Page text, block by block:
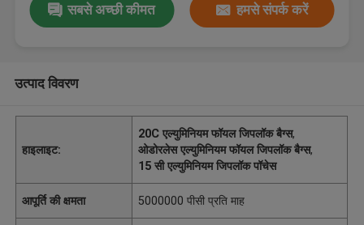
सबसे अच्छी कीमत हमसे संपर्क करें
उत्पाद विवरण
हाइलाइट:
20C एल्युमिनियम फॉयल जिपलॉक बैग्स,
ओडोरलेस एल्युमिनियम फॉयल जिपलॉक बैग्स,
15 सी एल्युमिनियम जिपलॉक पॉचेस
आपूर्ति की क्षमता 5000000 पीसी प्रति माह